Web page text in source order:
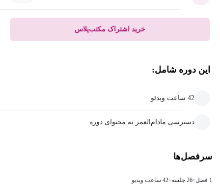
خرید اشتراک مکتب‌پلاس
این دوره شامل:
42 ساعت ویدئو
دسترسی مادام‌العمر به محتوای دوره
سرفصل‌ها
1 فصل 26 جلسه 42 ساعت ویدیو